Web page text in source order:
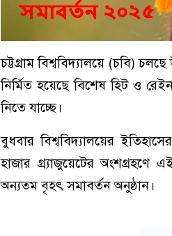
চট্টগ্রাম বিশ্ববিদ্যালয়ে (চবি)
নির্মিত হয়েছে বিশেষ হিট ও
নিতে যাচ্ছে।
বুধবার বিশ্ববিদ্যালয়ের
হাজার গ্র্যাজুয়েটের
অন্যতম বৃহৎ সমাবর্তন অনুষ্ঠান।